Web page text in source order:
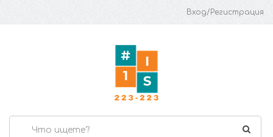
Вход/Регистрация